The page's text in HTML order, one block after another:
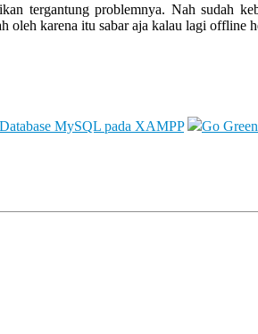
tergantung problemnya. Nah sudah
oleh karena itu sabar aja kalau lagi offline
Database MySQL pada XAMPP Go